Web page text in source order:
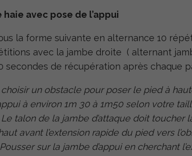
avec pose de l’appui
la forme suivante en alternance 10
avec la jambe droite ( alternant
secondes de récupération après chaque
choisir un obstacle pour poser le pied à
à environ 1m 30 à 1m50 selon votre
Le talon de la jambe d’attaque doit toucher
avant l’extension rapide du pied vers
sur la jambe d’appui en cherchant